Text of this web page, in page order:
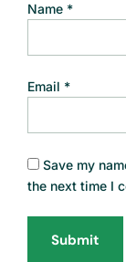
Name *
Email *
Save my
the next time I